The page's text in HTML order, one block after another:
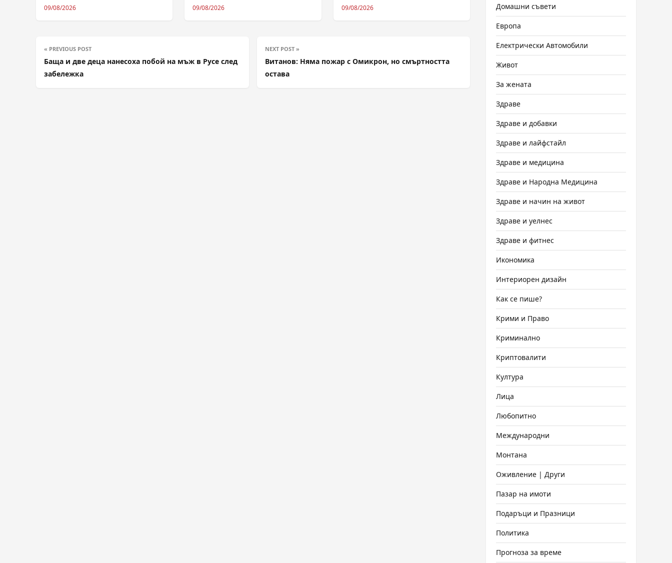
09/08/2026 09/08/2026 09/08/2026
« PREVIOUS POST
Баща и две деца нанесоха побой на мъж в Русе след
забележка
NEXT POST »
Витанов: Няма пожар с Омикрон, но смъртността
остава
Домашни съвети
Европа
Електрически Автомобили
Живот
За жената
Здраве
Здраве и добавки
Здраве и лайфстайл
Здраве и медицина
Здраве и Народна Медицина
Здраве и начин на живот
Здраве и уелнес
Здраве и фитнес
Икономика
Интериорен дизайн
Как се пише?
Крими и Право
Криминално
Криптовалити
Култура
Лица
Любопитно
Международни
Монтана
Оживление | Други
Пазар на имоти
Подаръци и Празници
Политика
Прогноза за време